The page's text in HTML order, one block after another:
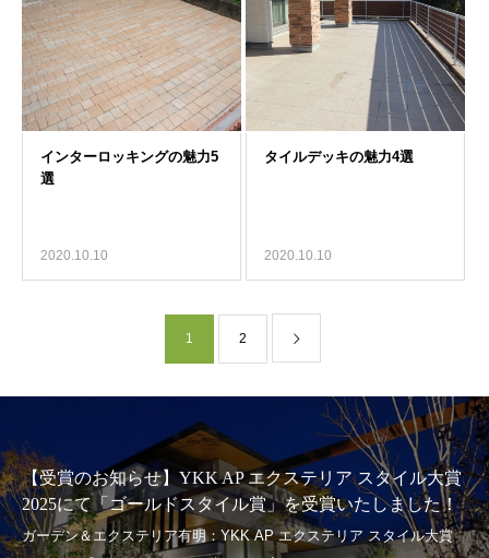
2020.10.10 2020.10.10
1 2
【受賞のお知らせ】YKK AP エクステリア スタイル大賞
2025にて「ゴールドスタイル賞」を受賞いたしました！